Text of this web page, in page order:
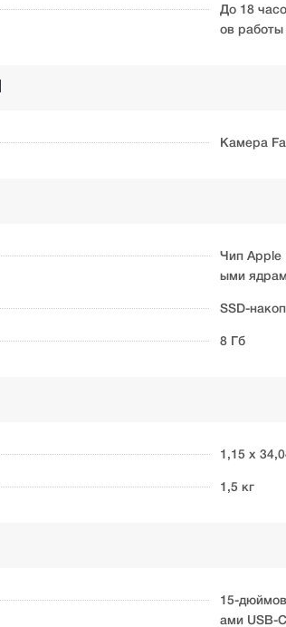
До 18
ов работы
Камера
Чип Apple
ыми
SSD-
8 Гб
1,15 х
1,5 кг
15-
ами USB-